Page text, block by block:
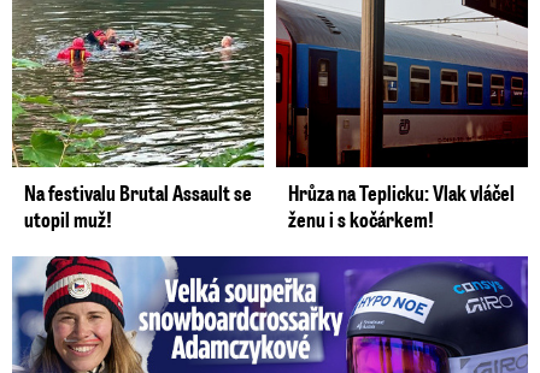
Na festivalu Brutal Assault se
utopil muž!
Hrůza na Teplicku: Vlak vláčel
ženu i s kočárkem!
Velká soupeřka Adamczykové: Šokující konec!